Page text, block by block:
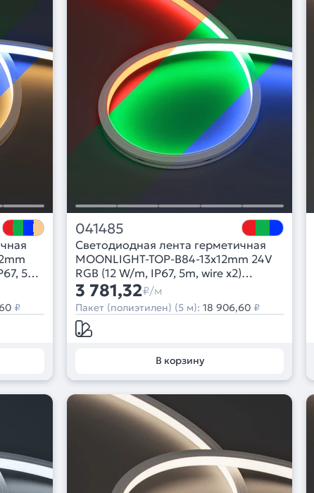
5m,
3
₽
041485
Светодиодная лента герметичная
MOONLIGHT-TOP-B84-13x12mm 24V
RGB (12 W/m, IP67, 5m, wire x2)
(Arlight, Вывод боковой, 3 года)
3 781,32₽/м
Пакет (полиэтилен) (5 м): 18 906,60 ₽
В корзину